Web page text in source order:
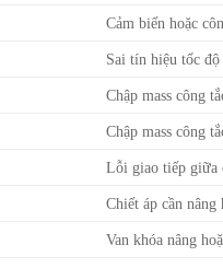
Cảm biến hoặc
Sai tín hiệu tốc
Chập mass công
Chập mass công
Lỗi giao tiếp giữa
Chiết áp cần
Van khóa nâng